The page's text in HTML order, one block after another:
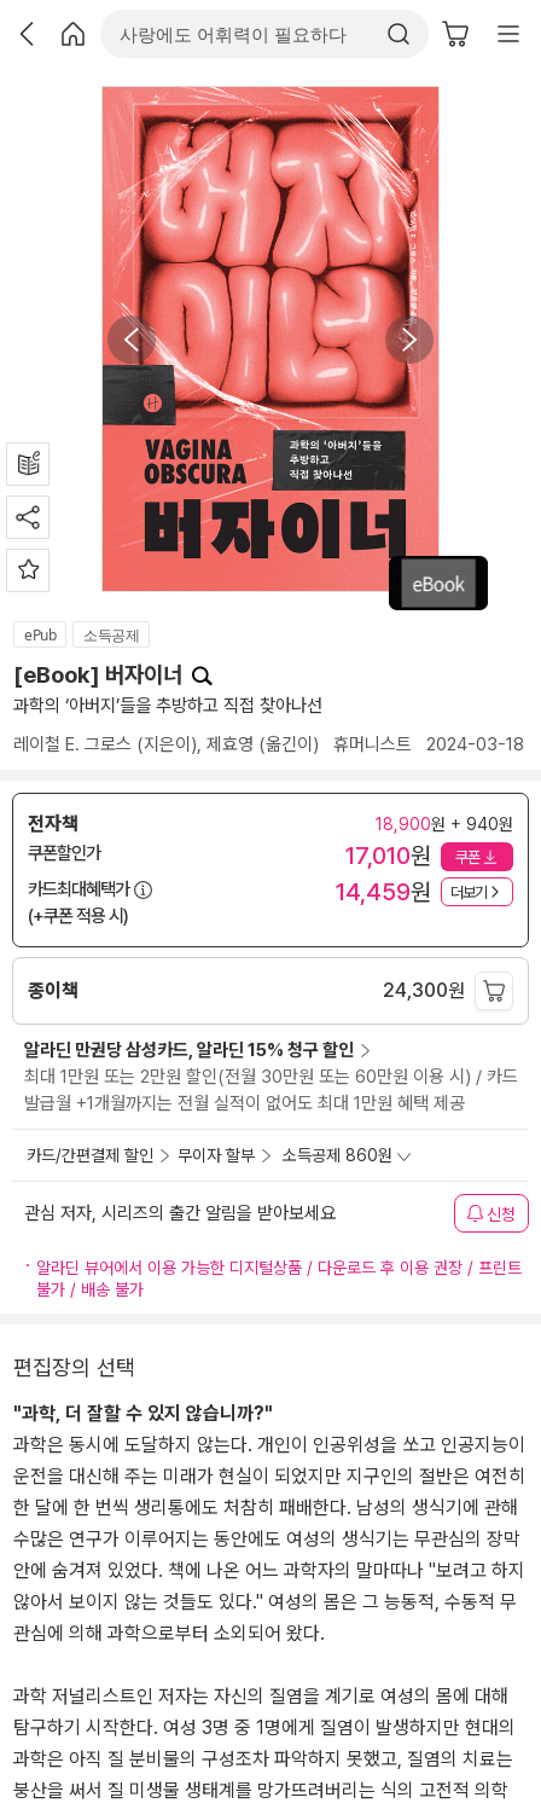
ePub 소득공제
[eBook] 버자이너
과학의 ‘아버지’들을 추방하고 직접 찾아나선
레이철 E. 그로스 (지은이), 제효영 (옮긴이) 휴머니스트 2024-03-18
전자책 18,900원 + 940원
쿠폰할인가 17,010원 쿠폰
카드최대혜택가
(+쿠폰 적용 시)
14,459원 더보기
종이책 24,300원
알라딘 만권당 삼성카드, 알라딘 15% 청구 할인
최대 1만원 또는 2만원 할인(전월 30만원 또는 60만원 이용 시) / 카드
발급월 +1개월까지는 전월 실적이 없어도 최대 1만원 혜택 제공
카드/간편결제 할인 무이자 할부 소득공제 860원
관심 저자, 시리즈의 출간 알림을 받아보세요 신청
알라딘 뷰어에서 이용 가능한 디지털상품 / 다운로드 후 이용 권장 / 프린트
불가 / 배송 불가
편집장의 선택
"과학, 더 잘할 수 있지 않습니까?"
과학은 동시에 도달하지 않는다. 개인이 인공위성을 쏘고 인공지능이
운전을 대신해 주는 미래가 현실이 되었지만 지구인의 절반은 여전히
한 달에 한 번씩 생리통에도 처참히 패배한다. 남성의 생식기에 관해
수많은 연구가 이루어지는 동안에도 여성의 생식기는 무관심의 장막
안에 숨겨져 있었다. 책에 나온 어느 과학자의 말마따나 "보려고 하지
않아서 보이지 않는 것들도 있다." 여성의 몸은 그 능동적, 수동적 무
관심에 의해 과학으로부터 소외되어 왔다.
과학 저널리스트인 저자는 자신의 질염을 계기로 여성의 몸에 대해
탐구하기 시작한다. 여성 3명 중 1명에게 질염이 발생하지만 현대의
과학은 아직 질 분비물의 구성조차 파악하지 못했고, 질염의 치료는
붕산을 써서 질 미생물 생태계를 망가뜨려버리는 식의 고전적 의학